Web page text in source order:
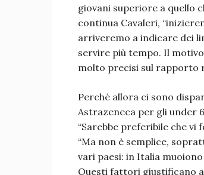
giovani superiore a quello
continua Cavaleri,
arriveremo a indicare dei
servire più tempo. Il
molto precisi sul rapporto
Perché allora ci sono
Astrazeneca per gli under
“Sarebbe preferibile che vi
“Ma non è semplice,
vari paesi: in Italia
Questi fattori giustificano